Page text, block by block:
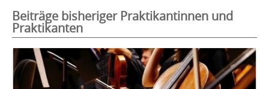
Beiträge bisheriger Praktikantinnen und
Praktikanten